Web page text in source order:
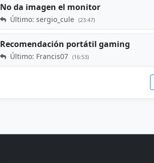
No da imagen el monitor
Último: sergio_cule (23:47)
Recomendación portátil gaming
Último: Francis07 (16:53)